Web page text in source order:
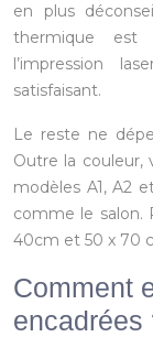
en plus
thermique est
l’impression
satisfaisant.
Le reste ne
Outre la couleur,
modèles A1, A2
comme le salon.
40cm et 50 x 70
Comment
encadrées